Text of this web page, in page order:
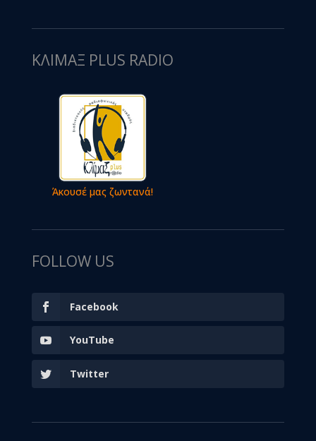
ΚΛΙΜΑΞ PLUS RADIO
Άκουσέ μας ζωντανά!
FOLLOW US
Facebook
YouTube
Twitter